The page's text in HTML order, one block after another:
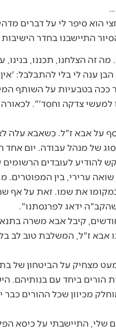
הוא סיפר לי על דברים
התיישבנו בחדר
זה הצלחנו, תכננו,
הבן ענה לי בלי להתבלבל:
ככה בטבעיות על השותף
צדקה וחסד'". לכאורה
על אבא ז"ל. כשאבא עלה
של מנהל עבודה. יום
להודיע לעובדים
שואה ערירי, בין
במקומו את שמו. זאת על אף
ידאג לפרנסתנו".
קיבל אבא משרה
אבא ז"ל, המשלבת טוב לב
מצחיק על הביטחון של
הורים ביחד עם בנותיהם.
מכיוון שכל ההורים
שלי, התיישבתי על כיסא